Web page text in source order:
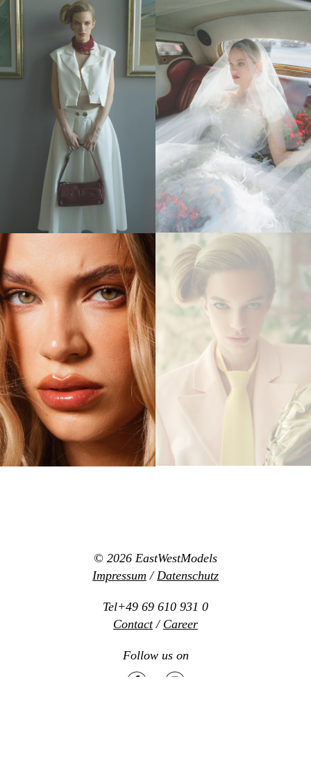
© 2026 EastWestModels
Impressum /Datenschutz
Tel+49 69 610 931 0
Contact/ Career
Follow us on